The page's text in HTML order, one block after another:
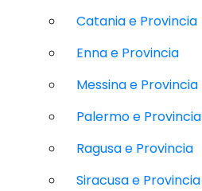
Catania e Provincia
Enna e Provincia
Messina e Provincia
Palermo e Provincia
Ragusa e Provincia
Siracusa e Provincia